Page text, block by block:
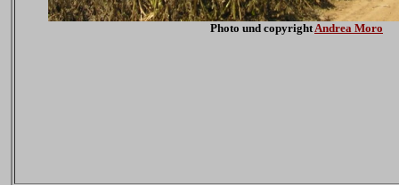
Photo und copyrightAndrea Moro